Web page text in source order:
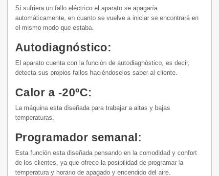
Si sufriera un fallo eléctrico el aparato se apagaría
automáticamente, en cuanto se vuelve a iniciar se encontrará en
el mismo modo que estaba.
Autodiagnóstico:
El aparato cuenta con la función de autodiagnóstico, es decir,
detecta sus propios fallos haciéndoselos saber al cliente.
Calor a -20ºC:
La máquina esta diseñada para trabajar a altas y bajas
temperaturas.
Programador semanal:
Esta función esta diseñada pensando en la comodidad y confort
de los clientes, ya que ofrece la posibilidad de programar la
temperatura y horario de apagado y encendido del aire.